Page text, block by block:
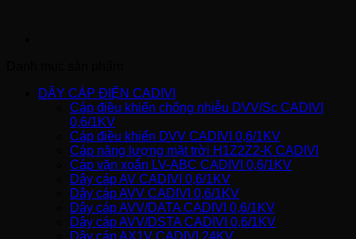
DÂY CÁP ĐIỆN CADIVI
Cáp điều khiển chống nhiễu DVV/Sc CADIVI
0,6/1KV
Cáp điều khiển DVV CADIVI 0,6/1KV
Cáp năng lượng mặt trời H1Z2Z2-K CADIVI
Cáp vặn xoắn LV-ABC CADIVI 0,6/1KV
Dây cáp AV CADIVI 0,6/1KV
Dây cáp AVV CADIVI 0,6/1KV
Dây cáp AVV/DATA CADIVI 0,6/1KV
Dây cáp AVV/DSTA CADIVI 0,6/1KV
Dây cáp AX1V CADIVI 24KV